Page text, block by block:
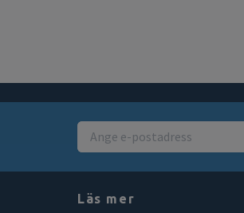
Läs mer